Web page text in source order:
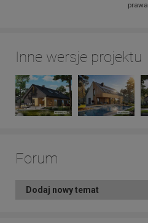
prawa
Inne wersje projektu
Forum
Dodaj nowy temat